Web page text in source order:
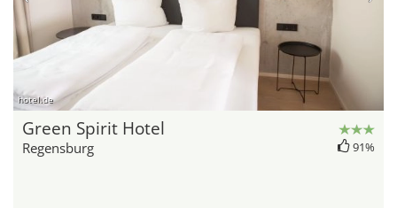
hotel.de
Green Spirit Hotel
Regensburg 91%